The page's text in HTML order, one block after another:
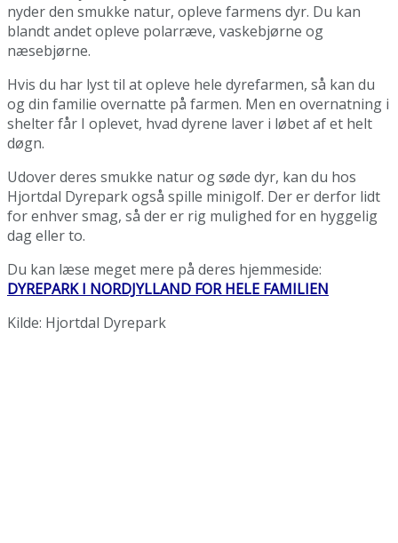
nyder den smukke natur, opleve farmens dyr. Du kan
blandt andet opleve polarræve, vaskebjørne og
næsebjørne.
Hvis du har lyst til at opleve hele dyrefarmen, så kan du
og din familie overnatte på farmen. Men en overnatning i
shelter får I oplevet, hvad dyrene laver i løbet af et helt
døgn.
Udover deres smukke natur og søde dyr, kan du hos
Hjortdal Dyrepark også spille minigolf. Der er derfor lidt
for enhver smag, så der er rig mulighed for en hyggelig
dag eller to.
Du kan læse meget mere på deres hjemmeside:
DYREPARK I NORDJYLLAND FOR HELE FAMILIEN
Kilde: Hjortdal Dyrepark